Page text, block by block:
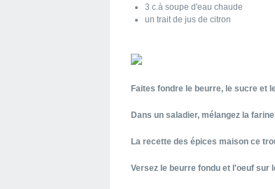
3 c.à soupe d'eau chaude
un trait de jus de citron
Faites fondre le beurre, le sucre et
Dans un saladier, mélangez la
La recette des épices maison ce
Versez le beurre fondu et l'oeuf sur